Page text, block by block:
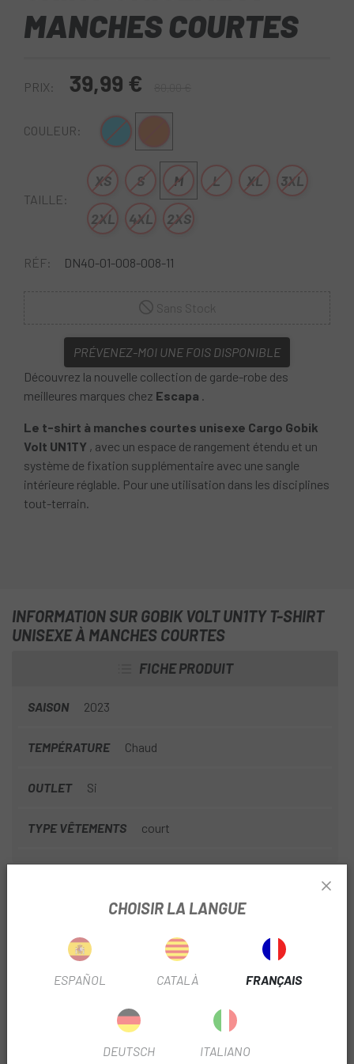
MANCHES COURTES
PRIX: 39,99 €
COULEUR: Bleu
TAILLE:
XS S M L XL 3XL
2XL 4XL 2XS
RÉF: DN40-01-008-008-11
PRÉVENEZ-MOI UNE FOIS DISPONIBLE
Découvrez la nouvelle collection de garde-robe des
meilleures marques chez Escapa .
Le t-shirt à manches courtes unisexe Cargo Gobik
Volt UN1TY , avec un espace de rangement étendu et un
système de fixation supplémentaire avec une sangle
intérieure réglable. Pour une utilisation dans les disciplines
tout-terrain.
INFORMATION SUR GOBIK VOLT UN1TY T-SHIRT
UNISEXE À MANCHES COURTES
FICHE PRODUIT
SAISON 2023
TEMPÉRATURE Chaud
OUTLET Si
TYPE VÊTEMENTS court
Températures moyennes et chaudes. De superbes
itinéraires tout-terrain, où le confort et l'espace de
de disposer d'un espace supplémentaire pour transporter
CHOISIR LA LANGUE
ESPAÑOL CATALÀ FRANÇAIS
DEUTSCH ITALIANO